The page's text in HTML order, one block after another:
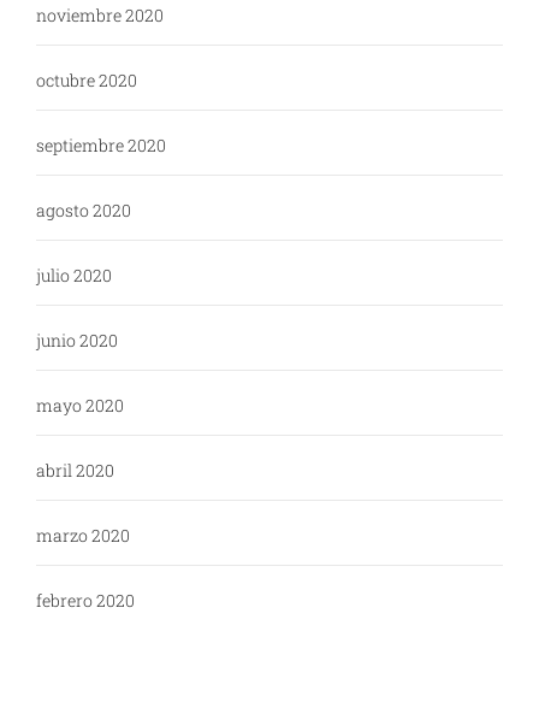
noviembre 2020
octubre 2020
septiembre 2020
agosto 2020
julio 2020
junio 2020
mayo 2020
abril 2020
marzo 2020
febrero 2020